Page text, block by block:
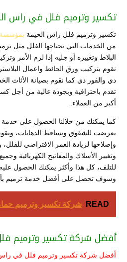
تكسير وترميم فلل في راس
تكسير وترميم فلل راس الخيمة
من الخدمات التي تحتاجها الفلل مثل
البلاط وتغييره أو جليه إذا لزم الأمر
نقوم بتركيب ورق الحائط واعمال
دي والفور دي كما نقوم بصيانة الأثاث
تقدم باحترافية وبجودة عالية من أجل
أكبر من العملاء.
كما يمكنك من خلالنا الحصول على خدمة
تعرضت للشقوق وتساقط الدهانات، ونقوم
وإصلاحها لزيادة العمر الافتراضي
وتغيير الأسلاك والمفاتيح الكهربائية
للتلف، كل هذا وأكثر يمكنك الحصول
وسوف تحصل على أفضل خدمة ترميم
READ شركة تكسير وترميم
أفضل شركة تكسير وترميم
أفضل شركة تكسير وترميم فلل في